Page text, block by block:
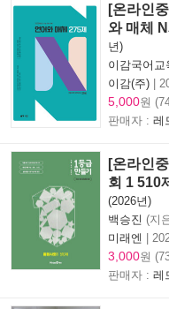
[온라인
와 매체
년)
이감국어교
이감(주) |
5,000원
판매자 : 레
[온라인
회 1 510
(2026년)
백승진 (지
미래엔 |
3,000원
판매자 : 레